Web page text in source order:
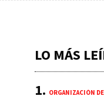
LO MÁS